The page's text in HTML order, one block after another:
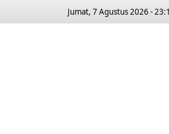
Jumat, 7 Agustus 2026 -